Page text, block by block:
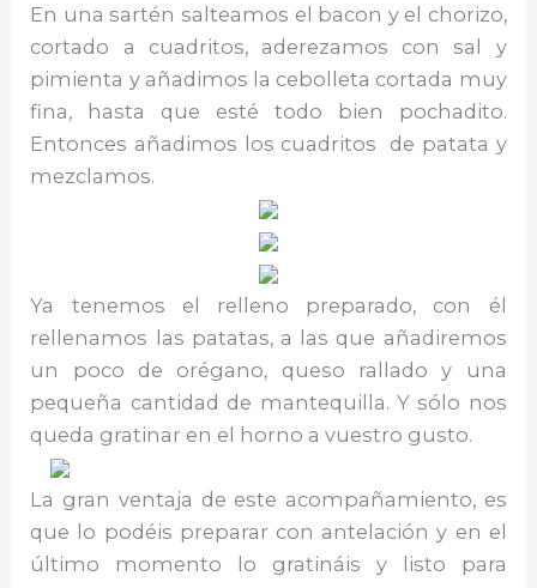
En una sartén salteamos el bacon y el chorizo,
cortado a cuadritos, aderezamos con sal y
pimienta y añadimos la cebolleta cortada muy
fina, hasta que esté todo bien pochadito.
Entonces añadimos los cuadritos de patata y
mezclamos.
Ya tenemos el relleno preparado, con él
rellenamos las patatas, a las que añadiremos
un poco de orégano, queso rallado y una
pequeña cantidad de mantequilla. Y sólo nos
queda gratinar en el horno a vuestro gusto.
La gran ventaja de este acompañamiento, es
que lo podéis preparar con antelación y en el
último momento lo gratináis y listo para